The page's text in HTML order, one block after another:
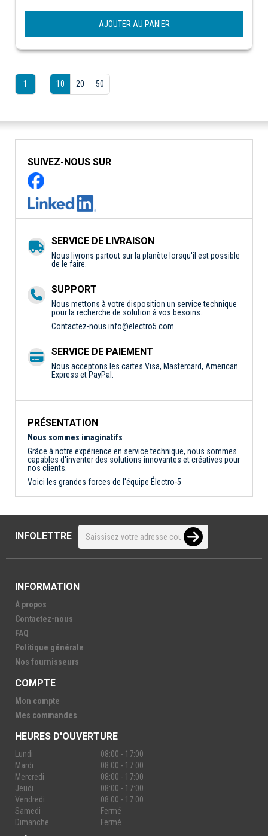
AJOUTER AU PANIER
1 10 20 50
SUIVEZ-NOUS SUR
SERVICE DE LIVRAISON
Nous livrons partout sur la planète lorsqu'il est possible
de le faire.
SUPPORT
Nous mettons à votre disposition un service technique
pour la recherche de solution à vos besoins.
Contactez-nous info@electro5.com
SERVICE DE PAIEMENT
Nous acceptons les cartes Visa, Mastercard, American
Express et PayPal.
PRÉSENTATION
Nous sommes imaginatifs
Grâce à notre expérience en service technique, nous sommes
capables d'inventer des solutions innovantes et créatives pour
nos clients.
Voici les grandes forces de l'équipe Électro-5
INFOLETTRE
INFORMATION
À propos
Contactez-nous
FAQ
Politique générale
Nos fournisseurs
COMPTE
Mon compte
Mes commandes
HEURES D'OUVERTURE
Lundi
08:00 - 17:00
Mardi
08:00 - 17:00
Mercredi
08:00 - 17:00
Jeudi
08:00 - 17:00
Vendredi
08:00 - 17:00
Samedi
Fermé
Dimanche
Fermé